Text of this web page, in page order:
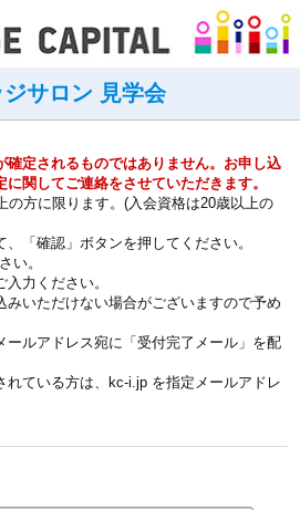
サロン 見学会
確定されるものではありません。お申し込
関してご連絡をさせていただきます。
の方に限ります。(入会資格は20歳以上の
、「確認」ボタンを押してください。
い。
力ください。
みいただけない場合がございますので予め
ールアドレス宛に「受付完了メール」を配
ている方は、kc-i.jp を指定メールアドレ